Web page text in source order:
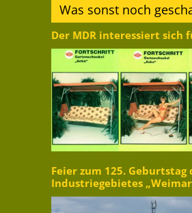
Was sonst noch
Der MDR interessiert sich
Feier zum 125. Geburtstag
Industriegebietes